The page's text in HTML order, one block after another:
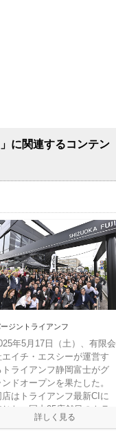
に関連するコンテン
ージントライアンフ
年5月17日（土）、有限会
エイチ・エスシーが運営す
トライアンフ静岡富士がグ
ンドオープンを果たした。
店はトライアンフ最新CIに
じた、国内35店舗目のトラ
アンフ正規販売店となり、